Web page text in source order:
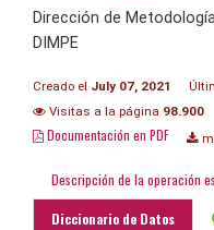
Dirección de
DIMPE
Creado el July 07, 2021
Visitas a la página 98.900
Documentación en PDF
Descripción de la operación
Diccionario de Datos